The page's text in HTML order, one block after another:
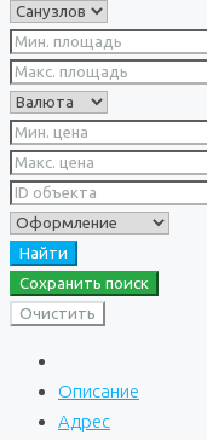
Найти
Сохранить поиск
Очистить
Описание
Адрес